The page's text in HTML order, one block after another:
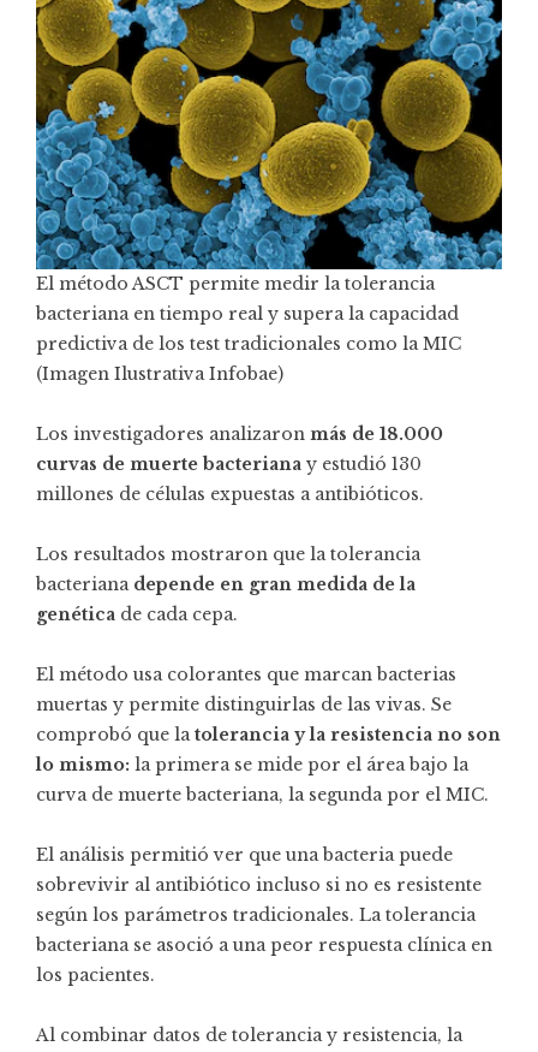
El método ASCT permite medir la tolerancia
bacteriana en tiempo real y supera la capacidad
predictiva de los test tradicionales como la MIC
(Imagen Ilustrativa Infobae)
Los investigadores analizaron más de 18.000
curvas de muerte bacteriana y estudió 130
millones de células expuestas a antibióticos.
Los resultados mostraron que la tolerancia
bacteriana depende en gran medida de la
genética de cada cepa.
El método usa colorantes que marcan bacterias
muertas y permite distinguirlas de las vivas. Se
comprobó que latolerancia y la resistencia no son
lo mismo: la primera se mide por el área bajo la
curva de muerte bacteriana, la segunda por el MIC.
El análisis permitió ver que una bacteria puede
sobrevivir al antibiótico incluso si no es resistente
según los parámetros tradicionales. La tolerancia
bacteriana se asoció a una peor respuesta clínica en
los pacientes.
Al combinar datos de tolerancia y resistencia, la